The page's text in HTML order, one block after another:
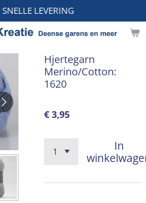
SNELLE LEVERING
Hjertegarn
Merino/Cotton:
1620
€ 3,95
In